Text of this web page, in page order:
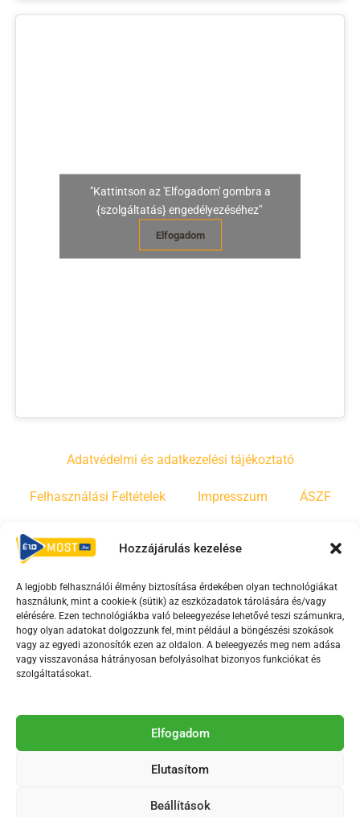
Hozzájárulás kezelése
A legjobb felhasználói élmény biztosítása érdekében olyan technológiákat
használunk, mint a cookie-k (sütik) az eszközadatok tárolására és/vagy
elérésére. Ezen technológiákba való beleegyezése lehetővé teszi számunkra,
hogy olyan adatokat dolgozzunk fel, mint például a böngészési szokások
vagy az egyedi azonosítók ezen az oldalon. A beleegyezés meg nem adása
vagy visszavonása hátrányosan befolyásolhat bizonyos funkciókat és
szolgáltatásokat.
Elfogadom
Elutasítom
Beállítások
"Kattintson az 'Elfogadom' gombra a
{szolgáltatás} engedélyezéséhez"
Elfogadom
Adatvédelmi és adatkezelési tájékoztató
Felhasználási Feltételek Impresszum ÁSZF
Irányelvek
F
a
c
e
b
o
-
Y
o
u
t
u
e
s
T
i
k
t
Az Érd Média médiaszolgáltatási tevékenységét a
Médiatanács a Magyar Média Mecenatúra program
2018-2026. © Minden jog fenntartva, Érd Megyei Jogú Város